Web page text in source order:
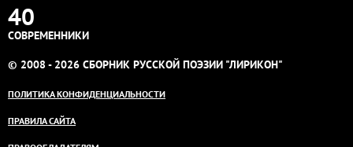
40
СОВРЕМЕННИКИ
© 2008 - 2026 СБОРНИК РУССКОЙ ПОЭЗИИ "ЛИРИКОН"
ПОЛИТИКА КОНФИДЕНЦИАЛЬНОСТИ
ПРАВИЛА САЙТА